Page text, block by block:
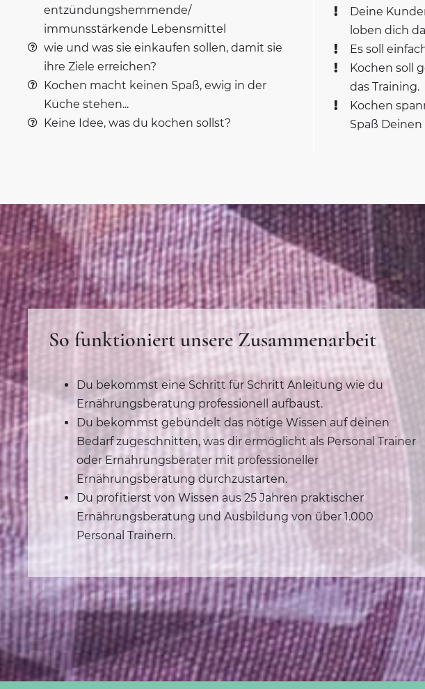
entzündungshemmende/
immunsstärkende Lebensmittel
wie und was sie einkaufen sollen, damit sie
ihre Ziele erreichen?
Kochen macht keinen Spaß, ewig in der
Küche stehen...
Keine Idee, was du kochen sollst?
Deine
loben dich
Es soll
Kochen soll
das Training.
Kochen
Spaß
So funktioniert unsere Zusammenarbeit
Du bekommst eine Schritt für Schritt Anleitung wie du
Ernährungsberatung professionell aufbaust.
Du bekommst gebündelt das nötige Wissen auf deinen
Bedarf zugeschnitten, was dir ermöglicht als Personal Trainer
oder Ernährungsberater mit professioneller
Ernährungsberatung durchzustarten.
Du profitierst von Wissen aus 25 Jahren praktischer
Ernährungsberatung und Ausbildung von über 1.000
Personal Trainern.